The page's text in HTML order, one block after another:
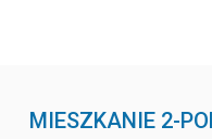
MIESZKANIE 2-